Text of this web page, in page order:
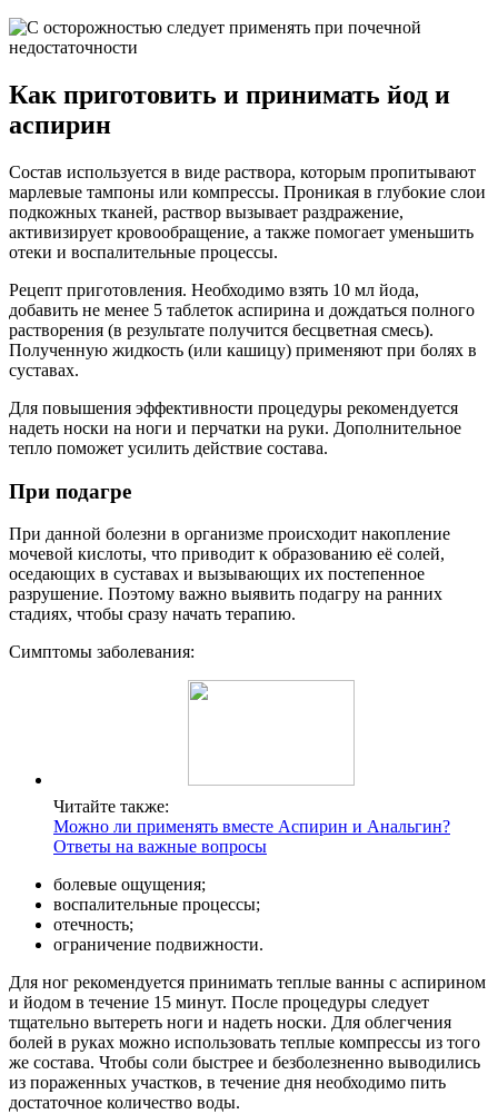
Как приготовить и принимать йод и
аспирин
Состав используется в виде раствора, которым пропитывают
марлевые тампоны или компрессы. Проникая в глубокие слои
подкожных тканей, раствор вызывает раздражение,
активизирует кровообращение, а также помогает уменьшить
отеки и воспалительные процессы.
Рецепт приготовления. Необходимо взять 10 мл йода,
добавить не менее 5 таблеток аспирина и дождаться полного
растворения (в результате получится бесцветная смесь).
Полученную жидкость (или кашицу) применяют при болях в
суставах.
Для повышения эффективности процедуры рекомендуется
надеть носки на ноги и перчатки на руки. Дополнительное
тепло поможет усилить действие состава.
При подагре
При данной болезни в организме происходит накопление
мочевой кислоты, что приводит к образованию её солей,
оседающих в суставах и вызывающих их постепенное
разрушение. Поэтому важно выявить подагру на ранних
стадиях, чтобы сразу начать терапию.
Симптомы заболевания:
Читайте также:
Можно ли применять вместе Аспирин и Анальгин?
Ответы на важные вопросы
болевые ощущения;
воспалительные процессы;
отечность;
ограничение подвижности.
Для ног рекомендуется принимать теплые ванны с аспирином
и йодом в течение 15 минут. После процедуры следует
тщательно вытереть ноги и надеть носки. Для облегчения
болей в руках можно использовать теплые компрессы из того
же состава. Чтобы соли быстрее и безболезненно выводились
из пораженных участков, в течение дня необходимо пить
достаточное количество воды.